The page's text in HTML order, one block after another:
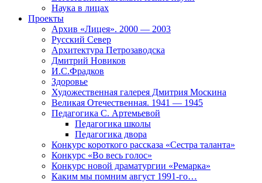
Наука в лицах
Проекты
Архив «Лицея». 2000 — 2003
Русский Север
Архитектура Петрозаводска
Дмитрий Новиков
И.С.Фрадков
Здоровье
Художественная галерея Дмитрия Москина
Великая Отечественная. 1941 — 1945
Педагогика С. Артемьевой
Педагогика школы
Педагогика двора
Конкурс короткого рассказа «Сестра таланта»
Конкурс «Во весь голос»
Конкурс новой драматургии «Ремарка»
Каким мы помним август 1991-го…